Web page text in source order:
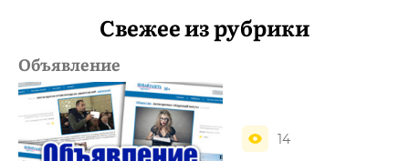
Свежее из рубрики
Объявление
14